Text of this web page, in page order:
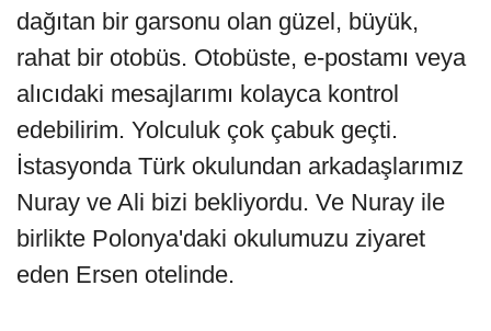
dağıtan bir garsonu olan güzel, büyük,
rahat bir otobüs. Otobüste, e-postamı veya
alıcıdaki mesajlarımı kolayca kontrol
edebilirim. Yolculuk çok çabuk geçti.
İstasyonda Türk okulundan arkadaşlarımız
Nuray ve Ali bizi bekliyordu. Ve Nuray ile
birlikte Polonya'daki okulumuzu ziyaret
eden Ersen otelinde.